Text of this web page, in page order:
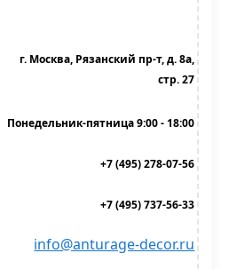
г. Москва, Рязанский пр-т, д. 8а,
стр. 27
Понедельник-пятница 9:00 - 18:00
+7 (495) 278-07-56
+7 (495) 737-56-33
info@anturage-decor.ru